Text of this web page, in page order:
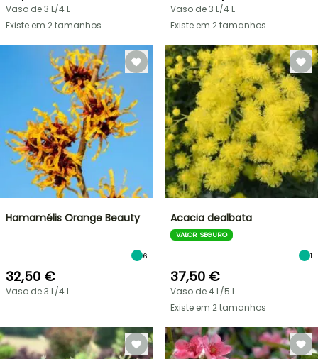
Vaso de 3 L/4 L
Existe em 2 tamanhos
Vaso de 3 L/4 L
Existe em 2 tamanhos
Hamamélis Orange Beauty
6
32,50 €
Vaso de 3 L/4 L
Acacia dealbata
VALOR SEGURO
1
37,50 €
Vaso de 4 L/5 L
Existe em 2 tamanhos